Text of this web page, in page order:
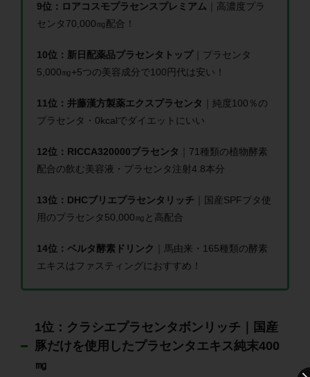
9位：ロアコスモプラセンスプレミアム ｜高濃度プラ
センタ70,000㎎配合！
10位：新日配薬品プラセンタトップ｜プラセンタ
5,000㎎+5つの美容成分で100円代は安い！
11位：井藤漢方製薬エクスプラセンタ
｜純度100％の
プラセンタ・0kcalでダイエットにいい
12位：RICCA320000プラセンタ
｜71種類の植物酵素
配合の飲む美容液・プラセンタ注射4.8本分
13位：DHCブリエプラセンタリッチ ｜国産SPFブタ使
用のプラセンタ50,000㎎と高配合
14位：ベルタ酵素ドリンク
｜馬由来・165種類の酵素
エキスはファスティングにおすすめ！
1位：クラシエプラセンタボンリッチ｜国産
豚だけを使用したプラセンタエキス純末400
㎎